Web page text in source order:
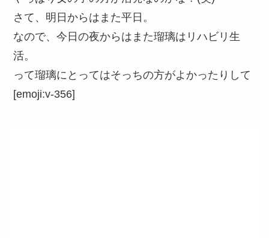
さて、明日からはまた平日。
なので、今日の夜からはまた瑠璃はリハビリ生
活。
って瑠璃にとってはそっちの方がよかったりして
[emoji:v-356]